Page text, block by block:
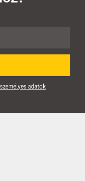
személyes adatok